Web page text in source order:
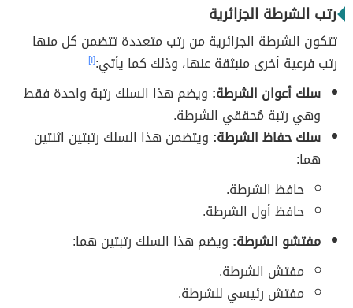
رتب الشرطة الجزائرية
تتكون الشرطة الجزائرية من رتب متعددة تتضمن كل منها
رتب فرعية أخرى منبثقة عنها، وذلك كما يأتي:[١]
سلك أعوان الشرطة: ويضم هذا السلك رتبة واحدة فقط
وهي رتبة مُحققي الشرطة.
سلك حفاظ الشرطة: ويتضمن هذا السلك رتبتين اثنتين
هما:
حافظ الشرطة.
حافظ أول الشرطة.
مفتشو الشرطة: ويضم هذا السلك رتبتين هما:
مفتش الشرطة.
مفتش رئيسي للشرطة.